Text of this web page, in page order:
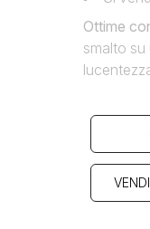
Ottime
smalto